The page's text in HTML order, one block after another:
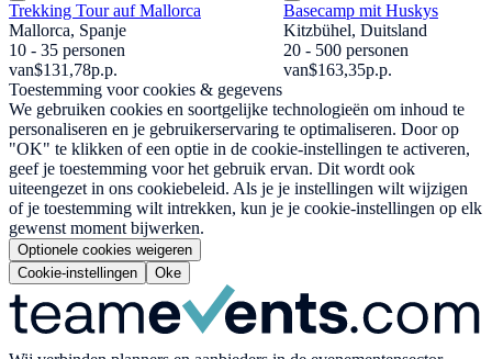
Trekking Tour auf Mallorca
Mallorca, Spanje
10 - 35 personen
van$131,78p.p.
Basecamp mit Huskys
Kitzbühel, Duitsland
20 - 500 personen
van$163,35p.p.
Toestemming voor cookies & gegevens
We gebruiken cookies en soortgelijke technologieën om inhoud te
personaliseren en je gebruikerservaring te optimaliseren. Door op
"OK" te klikken of een optie in de cookie-instellingen te activeren,
geef je toestemming voor het gebruik ervan. Dit wordt ook
uiteengezet in ons cookiebeleid. Als je je instellingen wilt wijzigen
of je toestemming wilt intrekken, kun je je cookie-instellingen op elk
gewenst moment bijwerken.
Optionele cookies weigeren
Cookie-instellingen
Oke